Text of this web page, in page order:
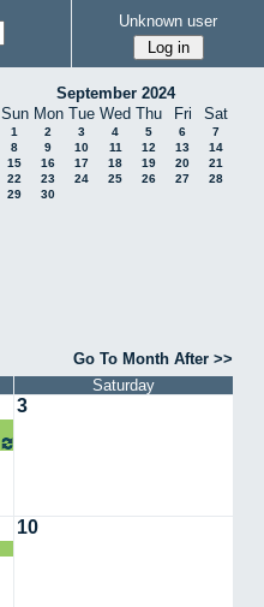
Unknown user
September 2024
Sun Mon Tue Wed Thu Fri Sat
1 2 3 4 5 6
7
8
9 10 11 12 13
14
15
16 17 18 19 20
21
22
23 24 25 26 27
28
29
30
Go To Month After >>
Saturday
3
10